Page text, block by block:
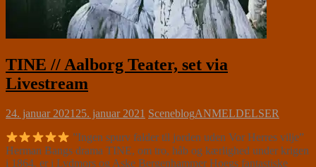
TINE // Aalborg Teater, set via
Livestream
24. januar 2021 25. januar 2021 SceneblogANMELDELSER
”Ingen spurv falder til jorden uden Vor Herres vilje”
Herman Bangs drama TINE, om tro, håb og kærlighed under krigen
i 1864, er i Lydmors og Aske Bergenhammer Hoegs fantastiske